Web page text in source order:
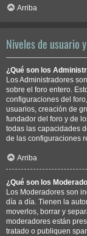
Arriba
Niveles de usuario
¿Qué son los
Los Administradores
sobre el foro entero.
configuraciones del
usuarios, creación de
fundador del foro y de
todas las capacidades
de las configuraciones
Arriba
¿Qué son los
Los Moderadores son
día a día. Tienen la
moverlos, borrar y
moderadores están
tratado o publiquen